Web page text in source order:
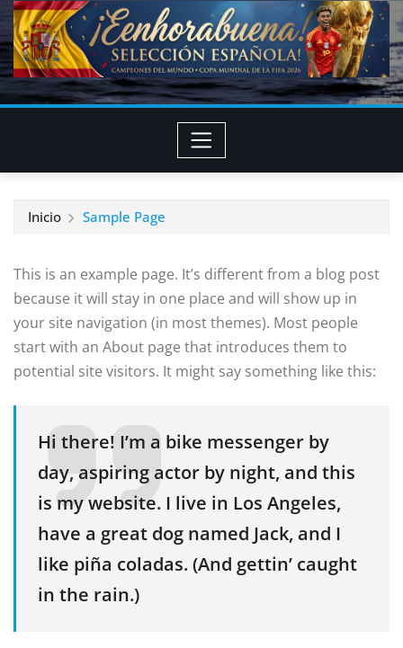
Inicio Sample Page
This is an example page. It’s different from a blog post
because it will stay in one place and will show up in
your site navigation (in most themes). Most people
start with an About page that introduces them to
potential site visitors. It might say something like this:
Hi there! I’m a bike messenger by
day, aspiring actor by night, and this
is my website. I live in Los Angeles,
have a great dog named Jack, and I
like piña coladas. (And gettin’ caught
in the rain.)